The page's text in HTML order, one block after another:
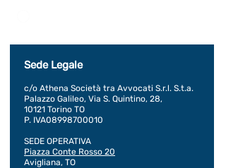
Sede Legale
c/o Athena Società tra Avvocati S.r.l. S.t.a.
Palazzo Galileo, Via S. Quintino, 28,
10121 Torino TO
P. IVA08998700010
SEDE OPERATIVA
Piazza Conte Rosso 20
Avigliana, TO